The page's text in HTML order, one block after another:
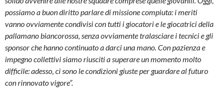
possiamo a buon diritto parlare di missione compiuta: i meriti
vanno ovviamente condivisi con tutti i giocatori e le giocatrici della
pallamano biancorossa, senza ovviamente tralasciare i tecnici e gli
sponsor che hanno continuato a darci una mano. Con pazienza e
impegno collettivi siamo riusciti a superare un momento molto
difficile: adesso, ci sono le condizioni giuste per guardare al futuro
con rinnovato vigore”.